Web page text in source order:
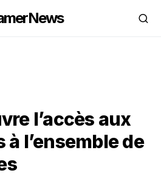
l’accès aux
l’ensemble de